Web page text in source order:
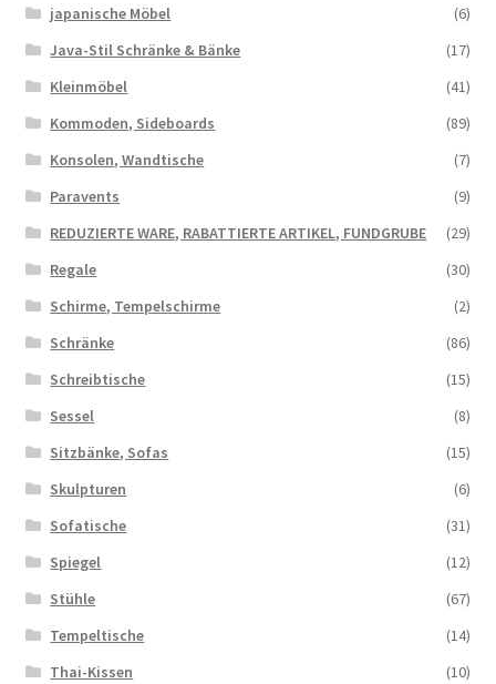
japanische Möbel
(6)
Java-Stil Schränke & Bänke
(17)
Kleinmöbel
(41)
Kommoden, Sideboards
(89)
Konsolen, Wandtische
(7)
Paravents
(9)
REDUZIERTE WARE, RABATTIERTE ARTIKEL, FUNDGRUBE
(29)
Regale
(30)
Schirme, Tempelschirme
(2)
Schränke
(86)
Schreibtische
(15)
Sessel
(8)
Sitzbänke, Sofas
(15)
Skulpturen
(6)
Sofatische
(31)
Spiegel
(12)
Stühle
(67)
Tempeltische
(14)
Thai-Kissen
(10)